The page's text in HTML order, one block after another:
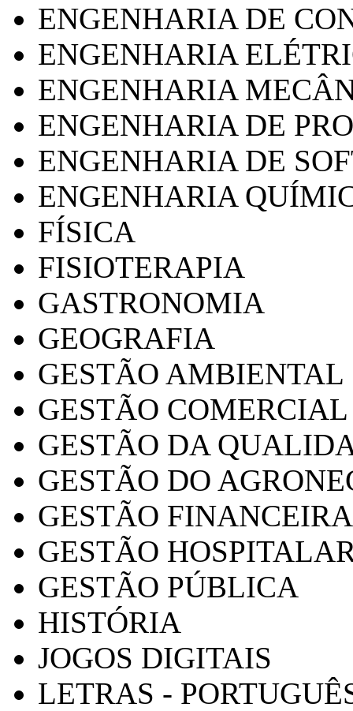
ENGENHARIA DE
ENGENHARIA
ENGENHARIA
ENGENHARIA DE
ENGENHARIA DE
ENGENHARIA
FÍSICA
FISIOTERAPIA
GASTRONOMIA
GEOGRAFIA
GESTÃO AMBIENTAL
GESTÃO COMERCIAL
GESTÃO DA
GESTÃO DO
GESTÃO FINANCEIRA
GESTÃO
GESTÃO PÚBLICA
HISTÓRIA
JOGOS DIGITAIS
LETRAS -